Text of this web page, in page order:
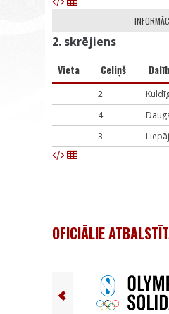
2. skrējiens
Vieta Celiņš
2
4
3
OFICIĀLIE